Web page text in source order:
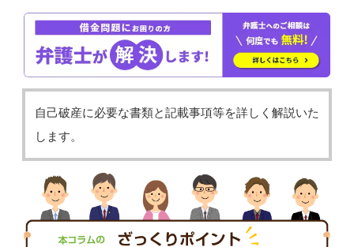
自己破産に必要な書類と記載事項等を詳しく解説いた
します。